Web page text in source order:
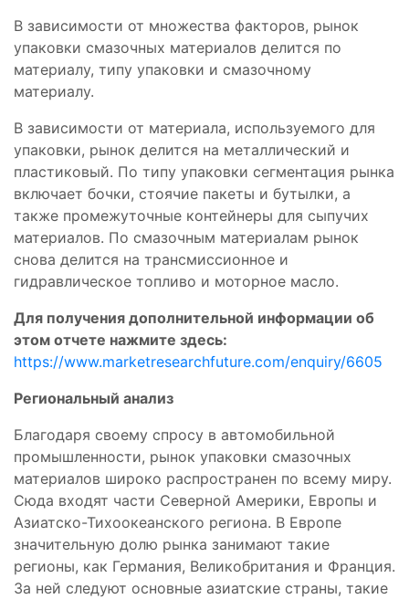
В зависимости от множества факторов, рынок
упаковки смазочных материалов делится по
материалу, типу упаковки и смазочному
материалу.
В зависимости от материала, используемого для
упаковки, рынок делится на металлический и
пластиковый. По типу упаковки сегментация рынка
включает бочки, стоячие пакеты и бутылки, а
также промежуточные контейнеры для сыпучих
материалов. По смазочным материалам рынок
снова делится на трансмиссионное и
гидравлическое топливо и моторное масло.
Для получения дополнительной информации об
этом отчете нажмите здесь:
https://www.marketresearchfuture.com/enquiry/6605
Региональный анализ
Благодаря своему спросу в автомобильной
промышленности, рынок упаковки смазочных
материалов широко распространен по всему миру.
Сюда входят части Северной Америки, Европы и
Азиатско-Тихоокеанского региона. В Европе
значительную долю рынка занимают такие
регионы, как Германия, Великобритания и Франция.
За ней следуют основные азиатские страны, такие